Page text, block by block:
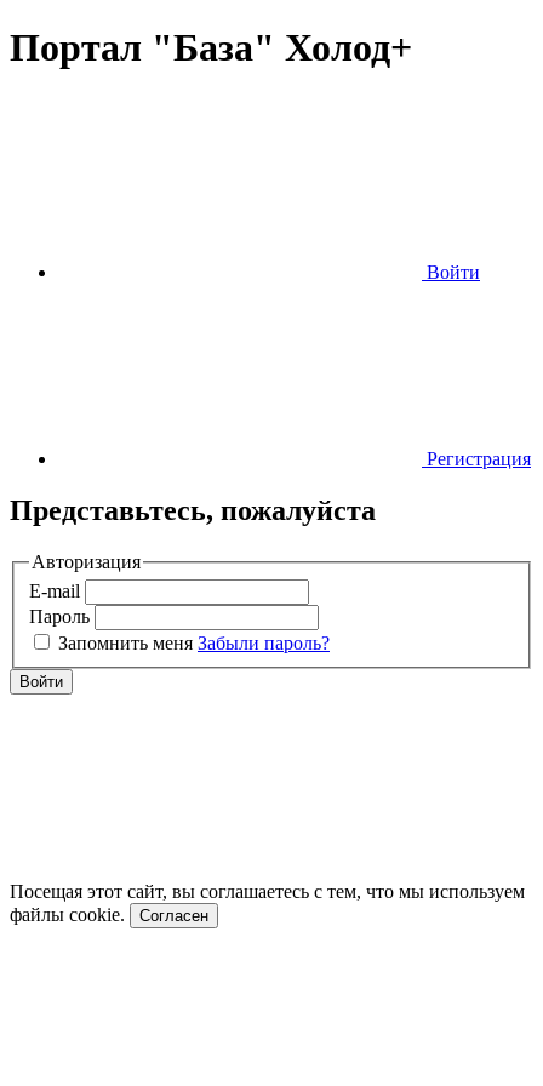
Портал "База" Холод+
Войти
Регистрация
Представьтесь, пожалуйста
Авторизация
E-mail
Пароль
Запомнить меня Забыли пароль?
Войти
Посещая этот сайт, вы соглашаетесь с тем, что мы используем
файлы cookie.
Согласен